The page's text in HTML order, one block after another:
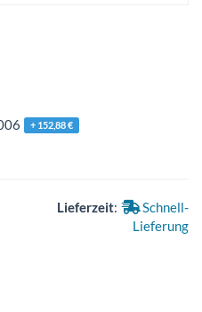
+ 152,88 €
Lieferzeit:
Schnell-
Lieferung